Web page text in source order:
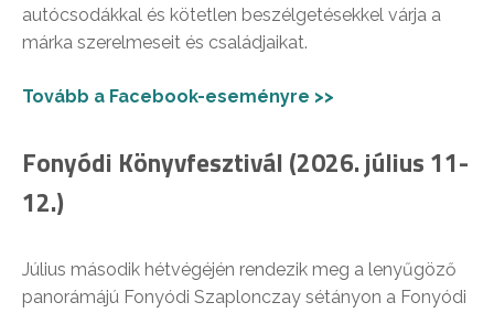
autócsodákkal és kötetlen beszélgetésekkel várja a
márka szerelmeseit és családjaikat.
Tovább a Facebook-eseményre >>
Fonyódi Könyvfesztivál (2026. július 11-
12.)
Július második hétvégéjén rendezik meg a lenyűgöző
panorámájú Fonyódi Szaplonczay sétányon a Fonyódi